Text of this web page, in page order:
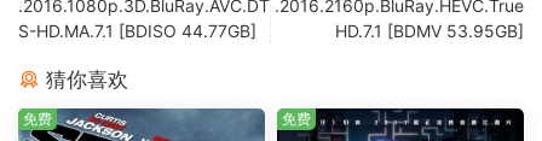
.2016.1080p.3D.BluRay.AVC.DT
S-HD.MA.7.1 [BDISO 44.77GB]
.2016.2160p.BluRay.HEVC.True
HD.7.1 [BDMV 53.95GB]
猜你喜欢
免费 免费